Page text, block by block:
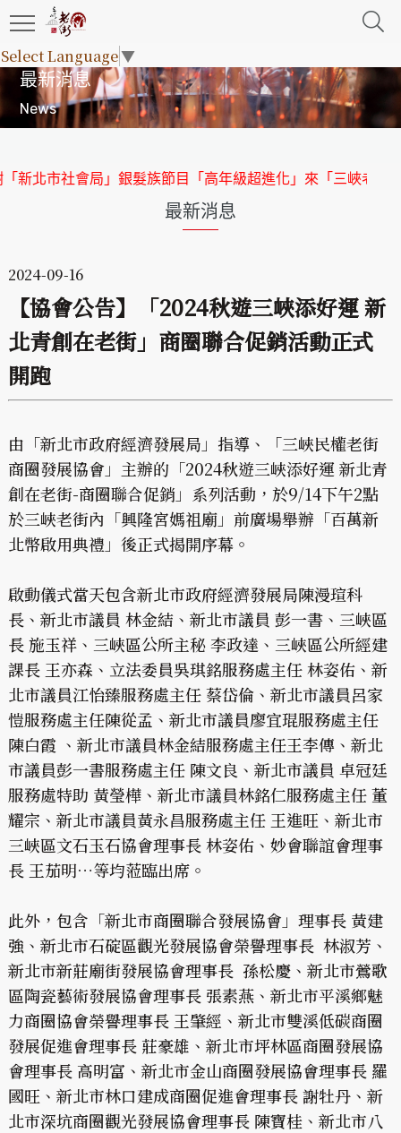
Select Language▼
最新消息
News
高年級超進化」來「三峽老街」取景 【協會公告】特別感謝
最新消息
2024-09-16
【協會公告】「2024秋遊三峽添好運 新
北青創在老街」商圈聯合促銷活動正式
開跑
由「新北市政府經濟發展局」指導、「三峽民權老街
商圈發展協會」主辦的「2024秋遊三峽添好運 新北青
創在老街-商圈聯合促銷」系列活動，於9/14下午2點
於三峽老街內「興隆宮媽祖廟」前廣場舉辦「百萬新
北幣啟用典禮」後正式揭開序幕。
啟動儀式當天包含新北市政府經濟發展局陳漫瑄科
長、新北市議員 林金結、新北市議員 彭一書、三峽區
長 施玉祥、三峽區公所主秘 李政達、三峽區公所經建
課長 王亦森、立法委員吳琪銘服務處主任 林姿佑、新
北市議員江怡臻服務處主任 蔡岱倫、新北市議員呂家
愷服務處主任陳從孟、新北市議員廖宜琨服務處主任
陳白霞 、新北市議員林金結服務處主任王李傳、新北
市議員彭一書服務處主任 陳文良、新北市議員 卓冠廷
服務處特助 黃瑩樺、新北市議員林銘仁服務處主任 董
耀宗、新北市議員黃永昌服務處主任 王進旺、新北市
三峽區文石玉石協會理事長 林姿佑、妙會聯誼會理事
長 王茄明…等均蒞臨出席。
此外，包含「新北市商圈聯合發展協會」理事長 黃建
強、新北市石碇區觀光發展協會榮譽理事長 林淑芳、
新北市新莊廟街發展協會理事長 孫松慶、新北市鶯歌
區陶瓷藝術發展協會理事長 張素燕、新北市平溪鄉魅
力商圈協會榮譽理事長 王肇經、新北市雙溪低碳商圈
發展促進會理事長 莊豪雄、新北市坪林區商圈發展協
會理事長 高明富、新北市金山商圈發展協會理事長 羅
國旺、新北市林口建成商圈促進會理事長 謝牡丹、新
北市深坑商圈觀光發展協會理事長 陳寶桂、新北市八